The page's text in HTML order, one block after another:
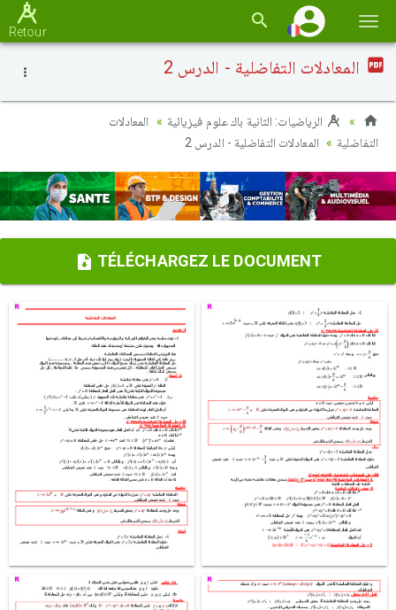
la
Retour
المعادلات التفاضلية - الدرس 2
الرياضيات: الثانية باك علوم فيزيائية
المعادلات
التفاضلية
المعادلات التفاضلية - الدرس 2
TÉLÉCHARGEZ LE DOCUMENT